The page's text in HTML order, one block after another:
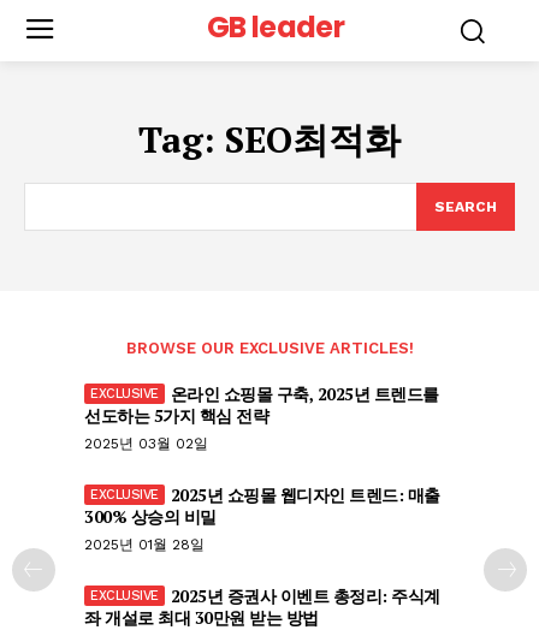
GB leader
Tag: SEO최적화
SEARCH
BROWSE OUR EXCLUSIVE ARTICLES!
온라인 쇼핑몰 구축, 2025년 트렌드를
선도하는 5가지 핵심 전략
2025년 03월 02일
2025년 쇼핑몰 웹디자인 트렌드: 매출
300% 상승의 비밀
2025년 01월 28일
2025년 증권사 이벤트 총정리: 주식계
좌 개설로 최대 30만원 받는 방법